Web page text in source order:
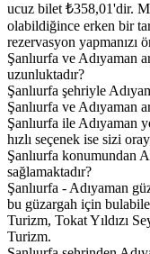
ucuz bilet ₺358,01'dir.
olabildiğince erken bir
rezervasyon yapmanızı
Şanlıurfa ve Adıyaman
uzunluktadır?
Şanlıurfa şehriyle
Şanlıurfa ve Adıyaman
Şanlıurfa ile Adıyaman
hızlı seçenek ise sizi
Şanlıurfa konumundan
sağlamaktadır?
Şanlıurfa - Adıyaman
bu güzargah için
Turizm, Tokat Yıldızı
Turizm.